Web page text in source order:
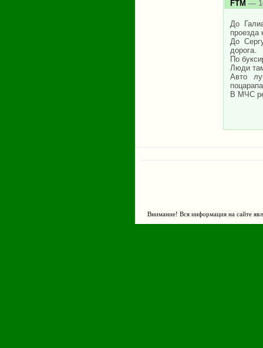
FTM —
До
проезда
До
дорога.
По
Люди
Авто
В МЧС
Внимание! Вся информация на сайте